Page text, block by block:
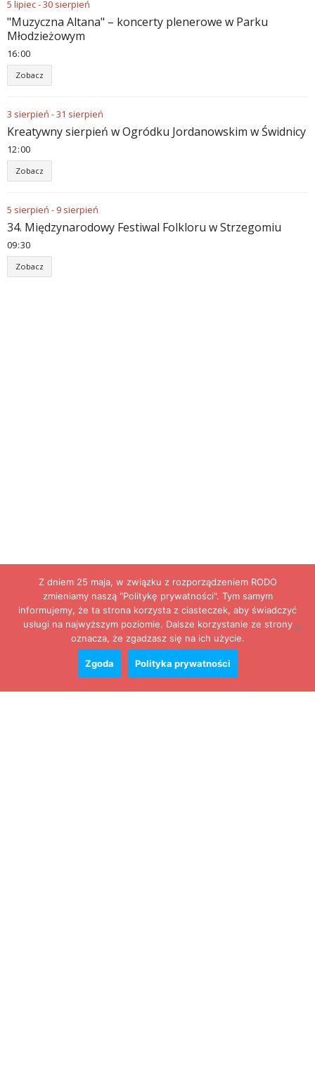
5 lipiec-30 sierpień
"Muzyczna Altana" – koncerty plenerowe w Parku
Młodzieżowym
16:00
Zobacz
3 sierpień -31 sierpień
Kreatywny sierpień w Ogródku Jordanowskim w Świdnicy
12:00
Zobacz
5 sierpień - 9 sierpień
34. Międzynarodowy Festiwal Folkloru w Strzegomiu
09:30
Zobacz
Z dniem 25 maja, w związku z rozporządzeniem RODO
zmieniamy naszą "Politykę prywatności". Tym samym
informujemy, że ta strona korzysta z ciasteczek, aby świadczyć
usługi na najwyższym poziomie. Dalsze korzystanie ze strony
oznacza, że zgadzasz się na ich użycie.
Zgoda Polityka prywatności